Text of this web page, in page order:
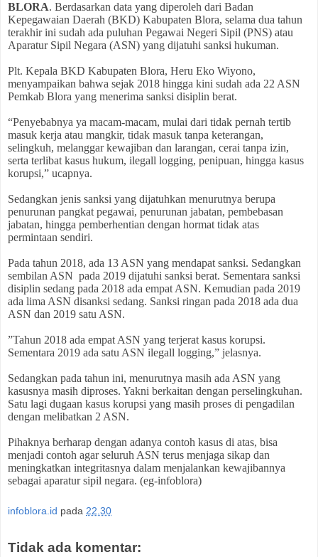
BLORA. Berdasarkan data yang diperoleh dari Badan
Kepegawaian Daerah (BKD) Kabupaten Blora, selama dua tahun
terakhir ini sudah ada puluhan Pegawai Negeri Sipil (PNS) atau
Aparatur Sipil Negara (ASN) yang dijatuhi sanksi hukuman.
Plt. Kepala BKD Kabupaten Blora, Heru Eko Wiyono,
menyampaikan bahwa sejak 2018 hingga kini sudah ada 22 ASN
Pemkab Blora yang menerima sanksi disiplin berat.
“Penyebabnya ya macam-macam, mulai dari tidak pernah tertib
masuk kerja atau mangkir, tidak masuk tanpa keterangan,
selingkuh, melanggar kewajiban dan larangan, cerai tanpa izin,
serta terlibat kasus hukum, ilegall logging, penipuan, hingga kasus
korupsi,” ucapnya.
Sedangkan jenis sanksi yang dijatuhkan menurutnya berupa
penurunan pangkat pegawai, penurunan jabatan, pembebasan
jabatan, hingga pemberhentian dengan hormat tidak atas
permintaan sendiri.
Pada tahun 2018, ada 13 ASN yang mendapat sanksi. Sedangkan
sembilan ASN pada 2019 dijatuhi sanksi berat. Sementara sanksi
disiplin sedang pada 2018 ada empat ASN. Kemudian pada 2019
ada lima ASN disanksi sedang. Sanksi ringan pada 2018 ada dua
ASN dan 2019 satu ASN.
”Tahun 2018 ada empat ASN yang terjerat kasus korupsi.
Sementara 2019 ada satu ASN ilegall logging,” jelasnya.
Sedangkan pada tahun ini, menurutnya masih ada ASN yang
kasusnya masih diproses. Yakni berkaitan dengan perselingkuhan.
Satu lagi dugaan kasus korupsi yang masih proses di pengadilan
dengan melibatkan 2 ASN.
Pihaknya berharap dengan adanya contoh kasus di atas, bisa
menjadi contoh agar seluruh ASN terus menjaga sikap dan
meningkatkan integritasnya dalam menjalankan kewajibannya
sebagai aparatur sipil negara. (eg-infoblora)
infoblora.id pada 22.30
Tidak ada komentar: